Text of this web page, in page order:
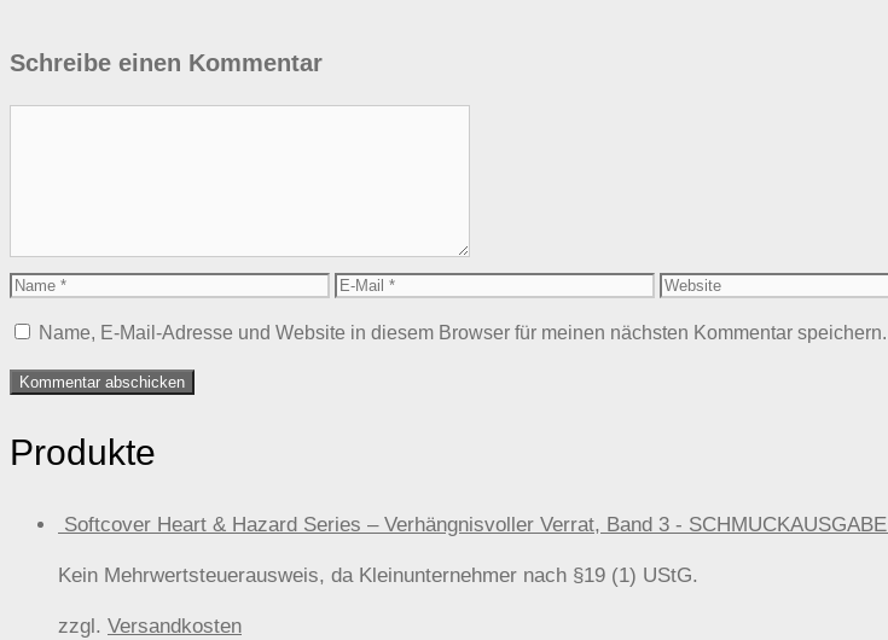
Schreibe einen Kommentar
Name
E-
Website
Name, E-Mail-Adresse und Website in diesem Browser für meinen nächsten Kommentar speichern.
Produkte
Softcover Heart & Hazard Series – Verhängnisvoller Verrat, Band 3 - SCHMUCKAUSGABE
Kein Mehrwertsteuerausweis, da Kleinunternehmer nach §19 (1) UStG.
zzgl. Versandkosten